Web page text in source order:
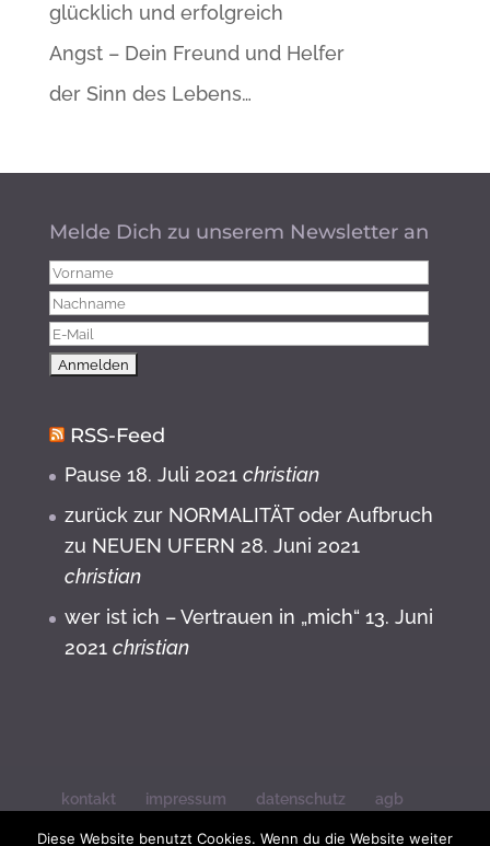
glücklich und erfolgreich
Angst – Dein Freund und Helfer
der Sinn des Lebens…
Melde Dich zu unserem Newsletter an
RSS-Feed
Pause 18. Juli 2021 christian
zurück zur NORMALITÄT oder Aufbruch
zu NEUEN UFERN 28. Juni 2021
christian
wer ist ich – Vertrauen in „mich“ 13. Juni
2021 christian
kontakt impressum datenschutz
agb
widerrufsbelehrung
Diese Website benutzt Cookies. Wenn du die Website weiter